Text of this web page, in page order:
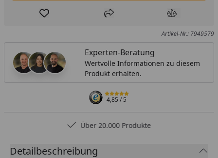
Produkt zur Wunschliste hinzufügen
Teilen Produkt
Artikel-Nr.: 7949579
Experten-Beratung
Wertvolle Informationen zu diesem
Produkt erhalten.
4,85/ 5
Über 20.000 Produkte
Detailbeschreibung